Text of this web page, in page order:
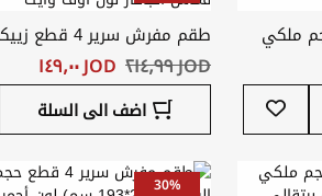
قطع حجم ملكي
أضف
إلى
قائمة
المفضلة
طقم مفرش سرير 4
قماش الجاكار لون أوف وايت
JOD ‏١٤٩٫٠٠ JOD ‏٢١٤٫٩٩
اضف الى السلة
30%